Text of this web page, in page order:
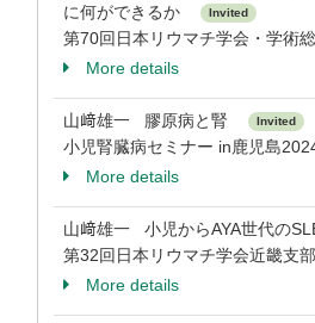
に何ができるか
Invited
第70回日本リウマチ学会・学術
More details
山﨑雄一 膠原病と腎 Invited
小児腎臓病セミナー in鹿児島
More details
山﨑雄一 小児からAYA世代の
第32回日本リウマチ学会近畿支
More details